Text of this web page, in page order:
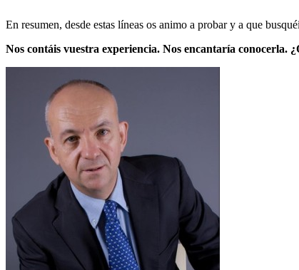
En resumen, desde estas líneas os animo a probar y a que
Nos contáis vuestra experiencia. Nos encantaría conocerla.